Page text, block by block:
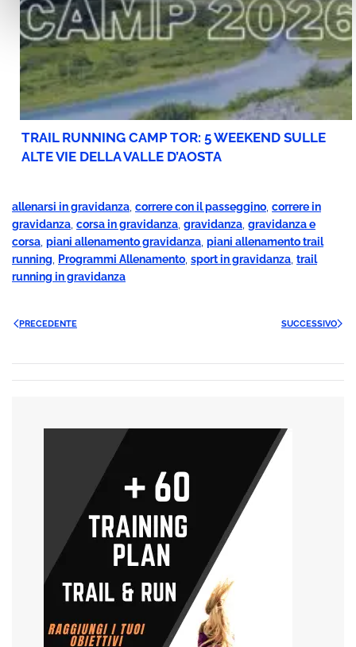
TRAIL RUNNING CAMP TOR: 5 WEEKEND SULLE
ALTE VIE DELLA VALLE D’AOSTA
allenarsi in gravidanza correre con il passeggino correre in
gravidanza corsa in gravidanza gravidanza gravidanza e
corsa piani allenamento gravidanza piani allenamento trail
running Programmi Allenamento sport in gravidanza trail
running in gravidanza
PRECEDENTE SUCCESSIVO